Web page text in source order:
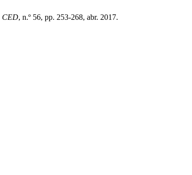
CED, n.º 56, pp. 253-268, abr. 2017.